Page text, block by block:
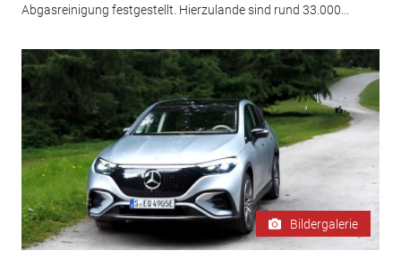
Abgasreinigung festgestellt. Hierzulande sind rund 33.000...
Bildergalerie